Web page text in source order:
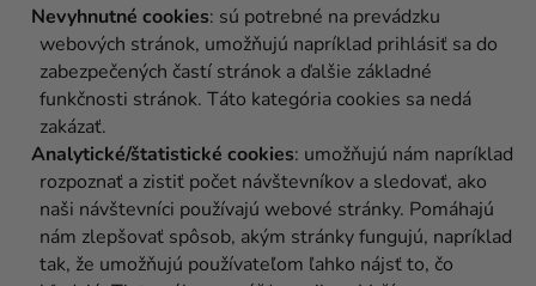
Nevyhnutné cookies: sú potrebné na prevádzku
webových stránok, umožňujú napríklad prihlásiť sa do
zabezpečených častí stránok a ďalšie základné
funkčnosti stránok. Táto kategória cookies sa nedá
zakázať.
Analytické/štatistické cookies: umožňujú nám napríklad
rozpoznať a zistiť počet návštevníkov a sledovať, ako
naši návštevníci používajú webové stránky. Pomáhajú
nám zlepšovať spôsob, akým stránky fungujú, napríklad
tak, že umožňujú používateľom ľahko nájsť to, čo